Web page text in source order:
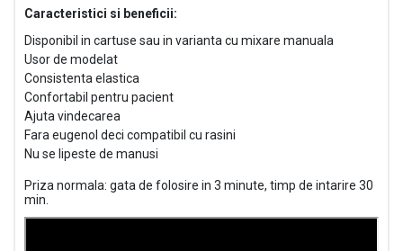
Caracteristici si beneficii:
Disponibil in cartuse sau in varianta cu mixare manuala
Usor de modelat
Consistenta elastica
Confortabil pentru pacient
Ajuta vindecarea
Fara eugenol deci compatibil cu rasini
Nu se lipeste de manusi
Priza normala: gata de folosire in 3 minute, timp de intarire 30
min.